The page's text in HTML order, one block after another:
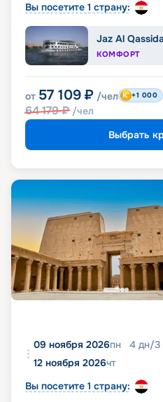
Вы посетите 1 страну:
Jaz Al Qassida
КОМФОРТ
от 57 109 ₽ /чел
64 179₽ /чел
+1 000
Выбрать
09 ноября 2026пн 4 дн/3
12 ноября 2026чт
Вы посетите 1 страну: